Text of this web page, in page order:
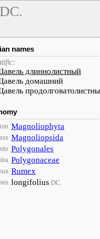
DC.
names
длиннолистный
домашний
Magnoliophyta
Magnoliopsida
Polygonales
Polygonaceae
Rumex
longifolius DC.